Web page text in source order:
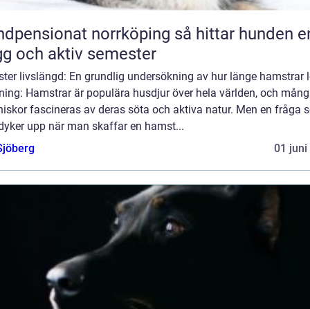
norrköping så hittar hunden en
och aktiv semester
livslängd: En grundlig undersökning av hur länge hamstrar
Hamstrar är populära husdjur över hela världen, och
fascineras av deras söta och aktiva natur. Men en fråga
upp när man skaffar en hamst...
01 juni